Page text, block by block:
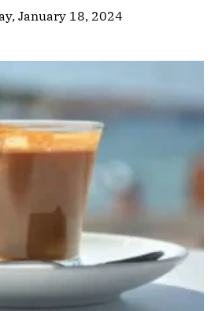
January 18, 2024